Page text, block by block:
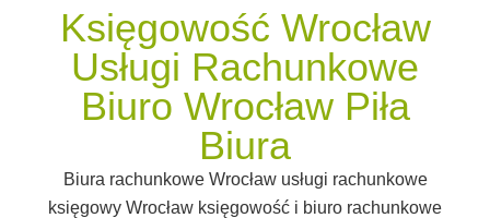
Księgowość Wrocław
Usługi Rachunkowe
Biuro Wrocław Piła
Biura
Biura rachunkowe Wrocław usługi rachunkowe
księgowy Wrocław księgowość i biuro rachunkowe